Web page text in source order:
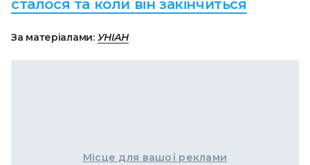
сталося та коли він закінчиться
За матеріалами: УНІАН
Місце для вашої реклами